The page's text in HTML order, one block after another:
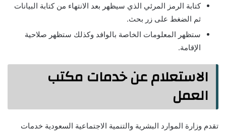
كتابة الرمز المرئي الذي سيظهر بعد الانتهاء من كتابة البيانات
ثم الضغط على زر بحث.
ستظهر المعلومات الخاصة بالوافد وكذلك ستظهر صلاحية
الإقامة.
الاستعلام عن خدمات مكتب
العمل
تقدم وزارة الموارد البشرية والتنمية الاجتماعية السعودية خدمات